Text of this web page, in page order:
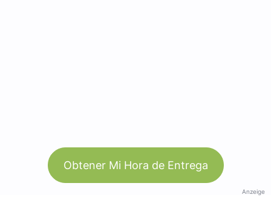
Obtener Mi Hora de Entrega
Anzeige